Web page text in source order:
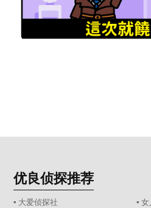
优良侦探推荐
▪ 大爱侦探社
▪